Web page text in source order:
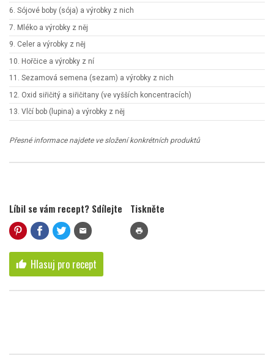
6. Sójové boby (sója) a výrobky z nich
7. Mléko a výrobky z něj
9. Celer a výrobky z něj
10. Hořčice a výrobky z ní
11. Sezamová semena (sezam) a výrobky z nich
12. Oxid siřičitý a siřičitany (ve vyšších koncentracích)
13. Vlčí bob (lupina) a výrobky z něj
Přesné informace najdete ve složení konkrétních produktů
Líbil se vám recept? Sdílejte
mail
Tiskněte
print
thumb_up Hlasuj pro recept